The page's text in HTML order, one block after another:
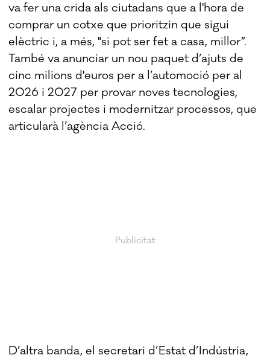
va fer una crida als ciutadans que a l'hora de
comprar un cotxe que prioritzin que sigui
elèctric i, a més, "si pot ser fet a casa, millor”.
També va anunciar un nou paquet d’ajuts de
cinc milions d'euros per a l’automoció per al
2026 i 2027 per provar noves tecnologies,
escalar projectes i modernitzar processos, que
articularà l’agència Acció.
D’altra banda, el secretari d’Estat d’Indústria,